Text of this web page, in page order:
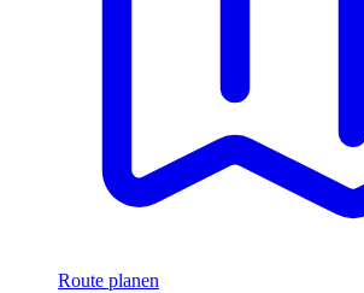
Route planen